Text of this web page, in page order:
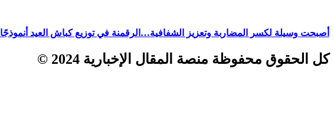
أصبحت وسيلة لكسر المضاربة وتعزيز الشفافية…الرقمنة في توزيع كباش العيد أنموذجًا
كل الحقوق محفوظة منصة المقال الإخبارية 2024 ©